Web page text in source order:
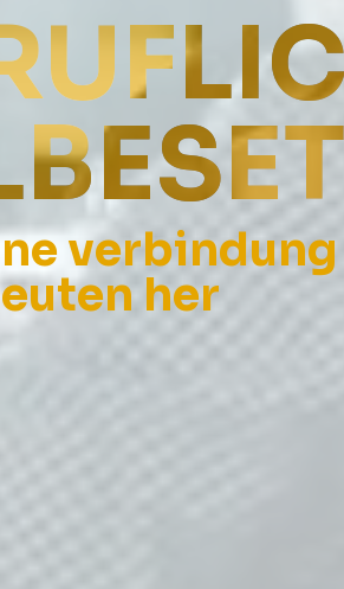
verbindung
her